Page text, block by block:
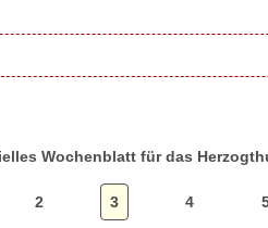
Wochenblatt für das
2 3 4